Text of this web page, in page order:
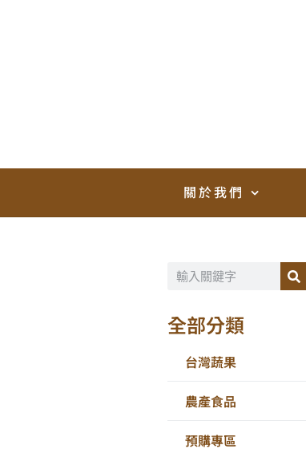
關於我們
全部分類
台灣蔬果
農產食品
預購專區